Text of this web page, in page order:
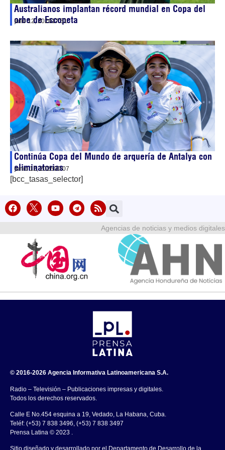
Australianos implantan récord mundial en Copa del
orbe de Escopeta
julio 12, 202617:51
Continúa Copa del Mundo de arquería de Antalya con
eliminatorias
junio 12, 202600:07
[bcc_tasas_selector]
Agencias de noticias y medios digitales
© 2016-2026 Agencia Informativa Latinoamericana S.A.
Radio – Televisión – Publicaciones impresas y digitales.
Todos los derechos reservados.
Calle E No.454 esquina a 19, Vedado, La Habana, Cuba.
Teléf: (+53) 7 838 3496, (+53) 7 838 3497
Prensa Latina © 2023 .